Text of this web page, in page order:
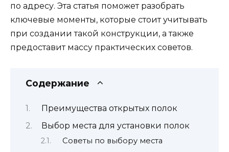
по адресу. Эта статья поможет разобрать
ключевые моменты, которые стоит учитывать
при создании такой конструкции, а также
предоставит массу практических советов.
Содержание
Преимущества открытых полок
Выбор места для установки полок
Советы по выбору места